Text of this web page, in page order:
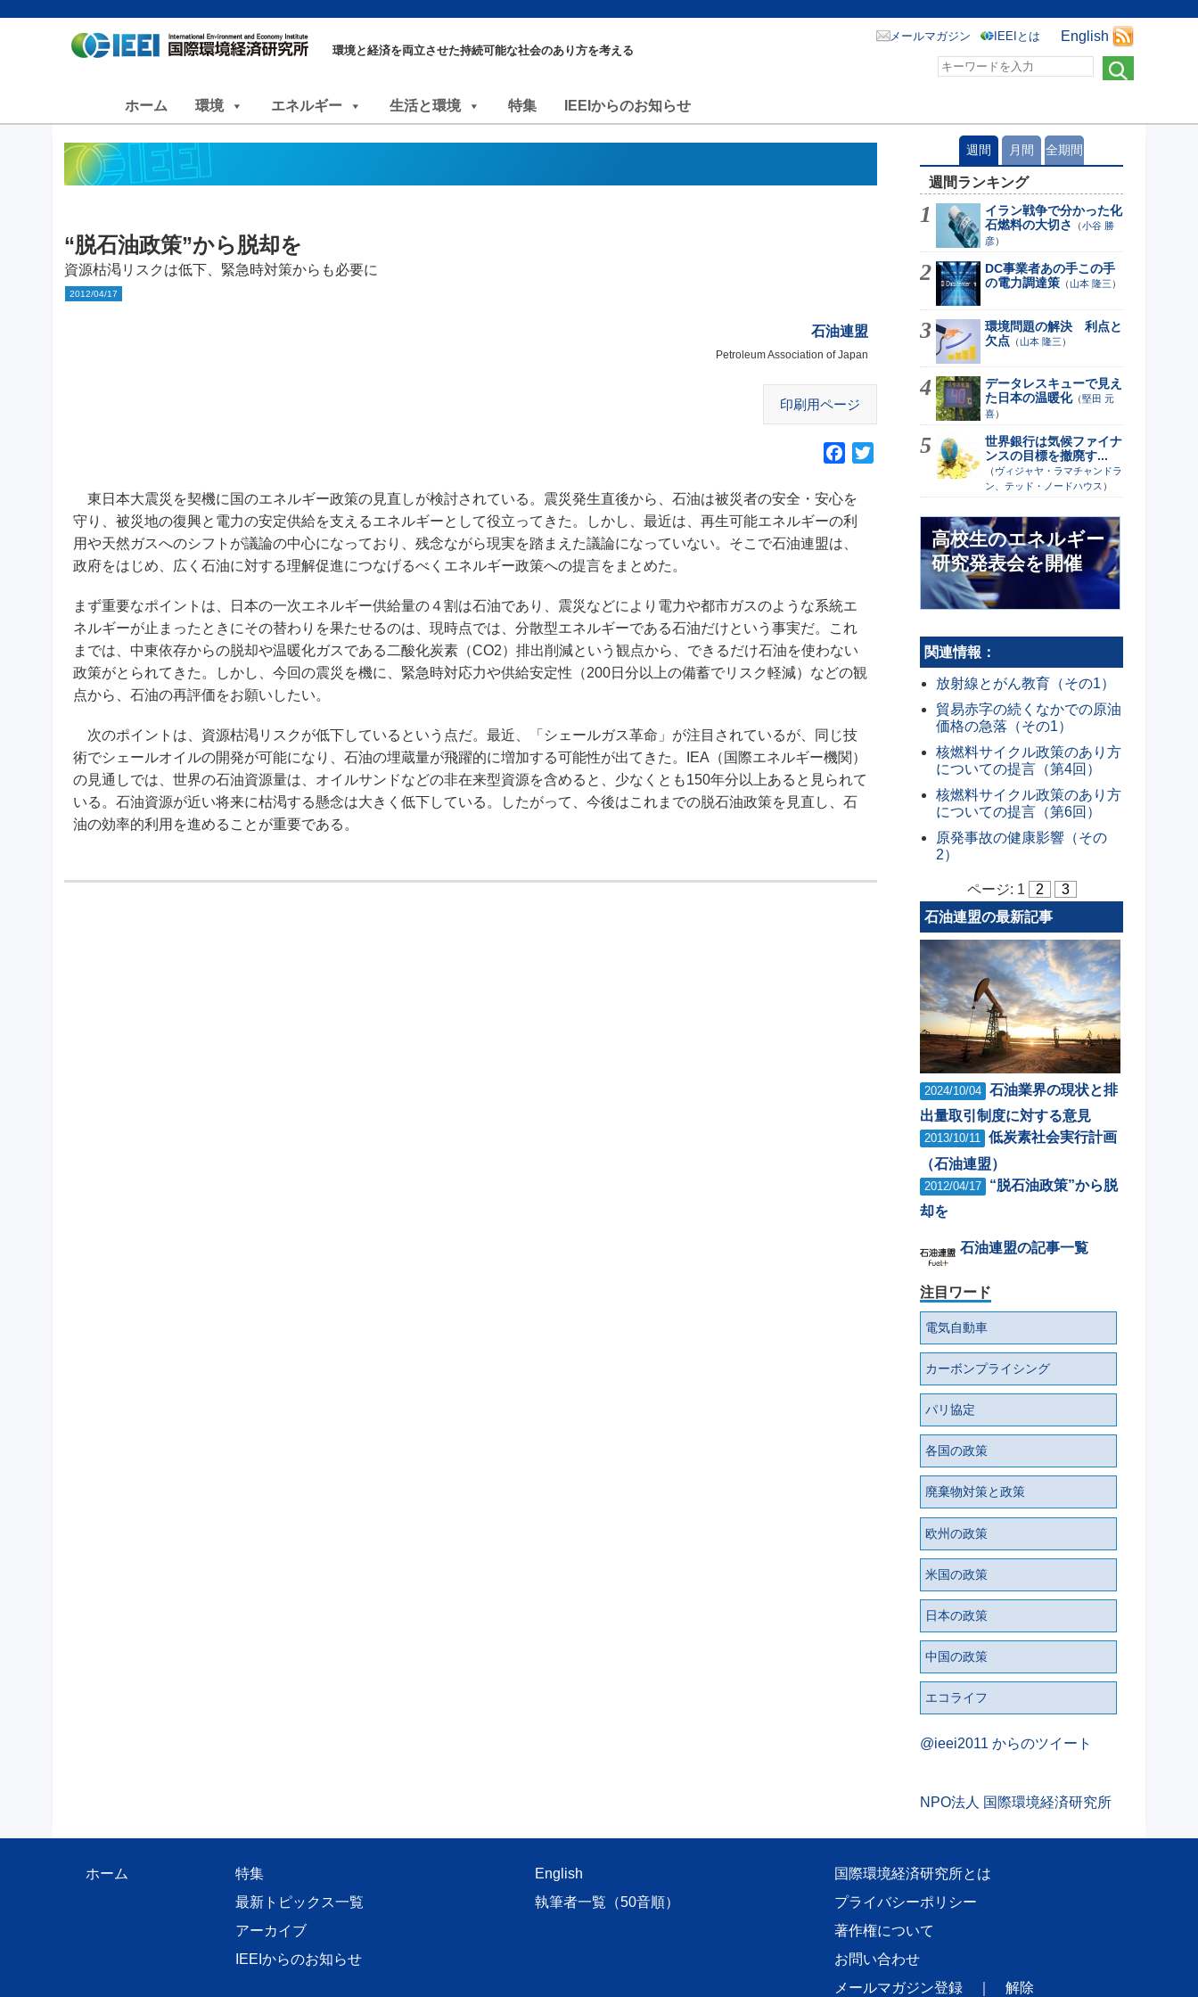
環境と経済を両立させた持続可能な社会のあり方を考える
English
メールマガジン IEEIとは
ホーム 環境 エネルギー 生活と環境 特集 IEEIからのお知らせ
“脱石油政策”から脱却を
資源枯渇リスクは低下、緊急時対策からも必要に
2012/04/17
石油連盟
Petroleum Association of Japan
印刷用ページ
c
e
k
東日本大震災を契機に国のエネルギー政策の見直しが検討されている。震災発生直後から、石油は被災者の安全・安心を
守り、被災地の復興と電力の安定供給を支えるエネルギーとして役立ってきた。しかし、最近は、再生可能エネルギーの利
用や天然ガスへのシフトが議論の中心になっており、残念ながら現実を踏まえた議論になっていない。そこで石油連盟は、
政府をはじめ、広く石油に対する理解促進につなげるべくエネルギー政策への提言をまとめた。
まず重要なポイントは、日本の一次エネルギー供給量の４割は石油であり、震災などにより電力や都市ガスのような系統エ
ネルギーが止まったときにその替わりを果たせるのは、現時点では、分散型エネルギーである石油だけという事実だ。これ
までは、中東依存からの脱却や温暖化ガスである二酸化炭素（CO2）排出削減という観点から、できるだけ石油を使わない
政策がとられてきた。しかし、今回の震災を機に、緊急時対応力や供給安定性（200日分以上の備蓄でリスク軽減）などの観
点から、石油の再評価をお願いしたい。
次のポイントは、資源枯渇リスクが低下しているという点だ。最近、「シェールガス革命」が注目されているが、同じ技
術でシェールオイルの開発が可能になり、石油の埋蔵量が飛躍的に増加する可能性が出てきた。IEA（国際エネルギー機関）
の見通しでは、世界の石油資源量は、オイルサンドなどの非在来型資源を含めると、少なくとも150年分以上あると見られて
いる。石油資源が近い将来に枯渇する懸念は大きく低下している。したがって、今後はこれまでの脱石油政策を見直し、石
油の効率的利用を進めることが重要である。
週間 月間 全期間
週間ランキング
イラン戦争で分かった化
石燃料の大切さ
（小谷 勝
彦）
DC事業者あの手この手
の電力調達策 （山本 隆三 ）
環境問題の解決 利点と
欠点 （山本 隆三 ）
データレスキューで見え
た日本の温暖化（堅田 元
喜）
世界銀行は気候ファイナ
ンスの目標を撤廃す...
（ ヴィジャヤ・ラマチャンドラ
ン、テッド・ノードハウス ）
高校生のエネルギー
研究発表会を開催
関連情報：
放射線とがん教育（その1）
貿易赤字の続くなかでの原油
価格の急落（その1）
核燃料サイクル政策のあり方
についての提言（第4回）
核燃料サイクル政策のあり方
についての提言（第6回）
原発事故の健康影響（その
2）
ページ: 1 2
3
石油連盟の最新記事
2024/10/04 石油業界の現状と排
出量取引制度に対する意見
2013/10/11 低炭素社会実行計画
（石油連盟）
2012/04/17
“脱石油政策”から脱
却を
石油連盟の記事一覧
注目ワード
電気自動車
カーボンプライシング
パリ協定
各国の政策
廃棄物対策と政策
欧州の政策
米国の政策
日本の政策
中国の政策
エコライフ
@ieei2011 からのツイート
NPO法人 国際環境経済研究所
ホーム
特集
最新トピックス一覧
アーカイブ
IEEIからのお知らせ
English
執筆者一覧（50音順）
国際環境経済研究所とは
プライバシーポリシー
著作権について
お問い合わせ
メールマガジン登録
解除